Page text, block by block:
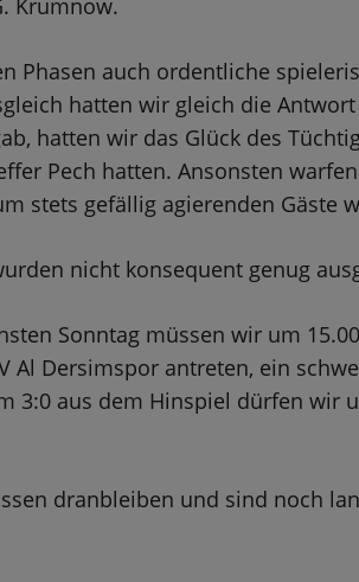
Krumnow.
Phasen auch ordentliche
hatten wir gleich die
hatten wir das Glück des
Pech hatten. Ansonsten
stets gefällig agierenden Gäste
nicht konsequent genug
Sonntag müssen wir um
Al Dersimspor antreten, ein
3:0 aus dem Hinspiel dürfen wir
dranbleiben und sind noch